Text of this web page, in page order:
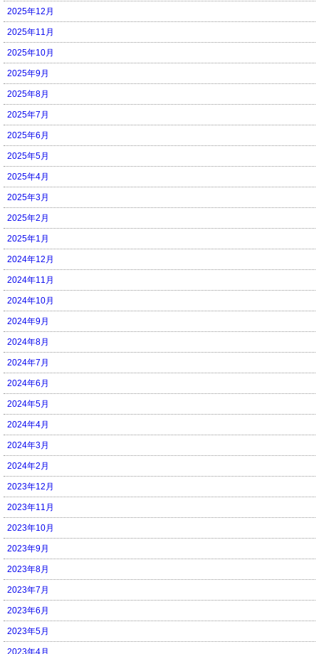
2025年12月
2025年11月
2025年10月
2025年9月
2025年8月
2025年7月
2025年6月
2025年5月
2025年4月
2025年3月
2025年2月
2025年1月
2024年12月
2024年11月
2024年10月
2024年9月
2024年8月
2024年7月
2024年6月
2024年5月
2024年4月
2024年3月
2024年2月
2023年12月
2023年11月
2023年10月
2023年9月
2023年8月
2023年7月
2023年6月
2023年5月
2023年4月